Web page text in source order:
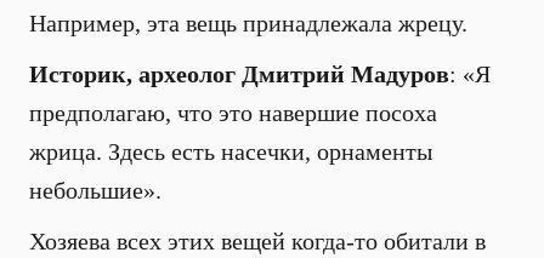
Например, эта вещь принадлежала жрецу.
Историк, археолог Дмитрий Мадуров: «Я
предполагаю, что это навершие посоха
жрица. Здесь есть насечки, орнаменты
небольшие».
Хозяева всех этих вещей когда-то обитали в